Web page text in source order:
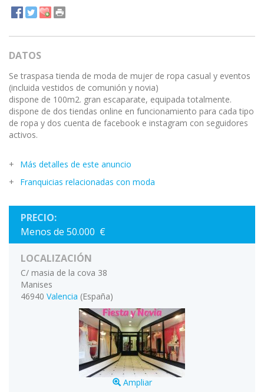
DATOS
Se traspasa tienda de moda de mujer de ropa casual y eventos
(incluida vestidos de comunión y novia)
dispone de 100m2. gran escaparate, equipada totalmente.
dispone de dos tiendas online en funcionamiento para cada tipo
de ropa y dos cuenta de facebook e instagram con seguidores
activos.
Más detalles de este anuncio
Franquicias relacionadas con moda
PRECIO:
Menos de 50.000 €
LOCALIZACIÓN
C/ masia de la cova 38
Manises
46940 Valencia (España)
Ampliar